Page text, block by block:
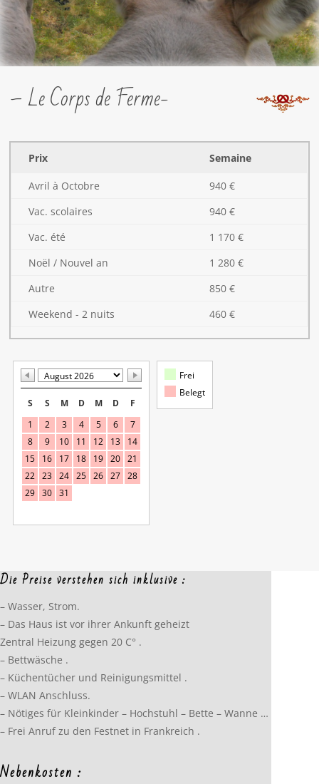
– Le Corps de Ferme-
Prix Semaine
Avril à Octobre
940 €
Vac. scolaires
940 €
Vac. été
1 170 €
Noël / Nouvel an
1 280 €
Autre
850 €
Weekend - 2 nuits
460 €
S S M D M D
F
1
2 3 4 5 6
7
8
9 10 11 12 13
14
15
16 17 18 19 20
21
22
23 24 25 26 27
28
29
30 31
Frei
Belegt
Die Preise verstehen sich inklusive :
– Wasser, Strom.
– Das Haus ist vor ihrer Ankunft geheizt
Zentral Heizung gegen 20 C° .
– Bettwäsche .
– Küchentücher und Reinigungsmittel .
– WLAN Anschluss.
– Nötiges für Kleinkinder – Hochstuhl – Bette – Wanne …
– Frei Anruf zu den Festnet in Frankreich .
Nebenkosten :